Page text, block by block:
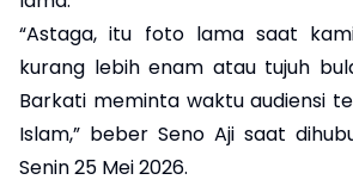
“Astaga, itu foto lama saat
kurang lebih enam atau tujuh
Barkati meminta waktu audiensi
Islam,” beber Seno Aji saat
Senin 25 Mei 2026.